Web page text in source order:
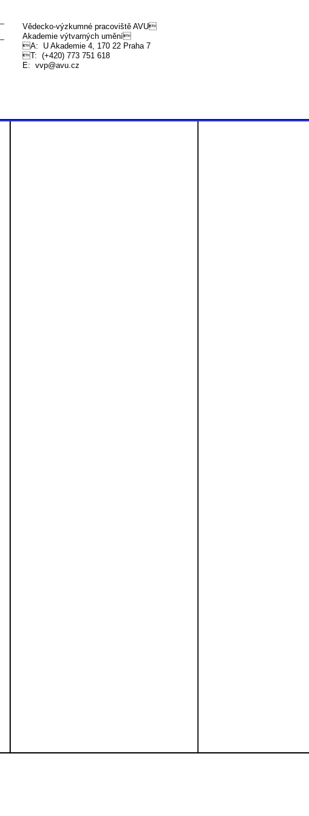
Vědecko-výzkumné pracoviště AVU
Akademie výtvarných umění
A: U Akademie 4, 170 22 Praha 7
T: (+420) 773 751 618
E: vvp@avu.cz